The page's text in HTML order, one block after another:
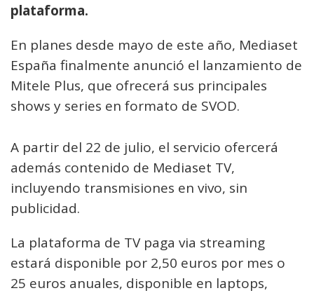
plataforma.
En planes desde mayo de este año, Mediaset
España finalmente anunció el lanzamiento de
Mitele Plus, que ofrecerá sus principales
shows y series en formato de SVOD.
A partir del 22 de julio, el servicio ofercerá
además contenido de Mediaset TV,
incluyendo transmisiones en vivo, sin
publicidad.
La plataforma de TV paga via streaming
estará disponible por 2,50 euros por mes o
25 euros anuales, disponible en laptops,